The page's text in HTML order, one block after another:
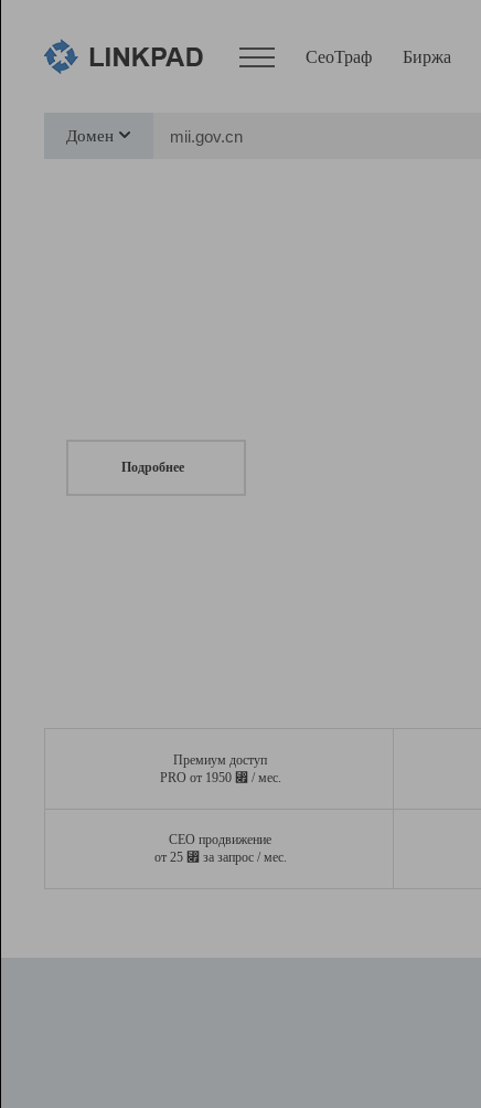
СеоТраф Биржа
Домен
Подробнее
Премиум доступ
PRO от 1950 ⃏ / мес.
СЕО продвижение
от 25 ⃏ за запрос / мес.